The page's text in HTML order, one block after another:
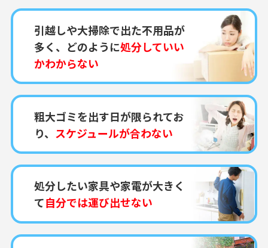
引越しや大掃除で出た不用品が
多く、どのように処分していい
かわからない
粗大ゴミを出す日が限られてお
り、 スケジュールが合わない
処分したい家具や家電が大きく
て自分では運び出せない